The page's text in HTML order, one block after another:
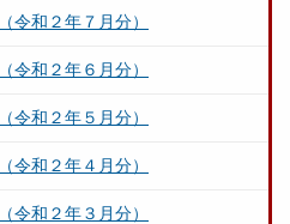
令和２年７月分）
令和２年６月分）
令和２年５月分）
令和２年４月分）
令和２年３月分）